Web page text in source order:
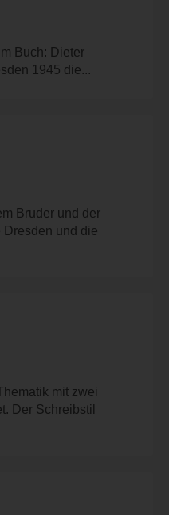
Buch: Dieter
1945 die...
Bruder und der
Dresden und die
mit zwei
Der Schreibstil